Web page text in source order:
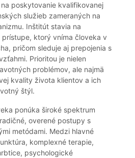
poskytovanie kvalifikovanej
služieb zameraných na
Inštitút stavia na
ktorý vníma človeka v
pričom sleduje aj prepojenia s
Prioritou je nielen
problémov, ale najmä
kvality života klientov a ich
štýl.
ponúka široké spektrum
overené postupy s
metódami. Medzi hlavné
komplexné terapie,
psychologické